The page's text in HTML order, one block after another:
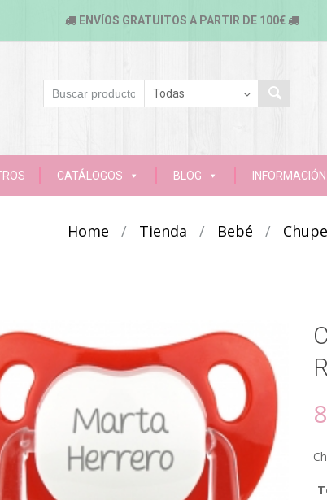
ENVÍOS GRATUITOS A PARTIR DE 100€
CATÁLOGOS BLOG INFORMACIÓN
Home / Tienda / Bebé /